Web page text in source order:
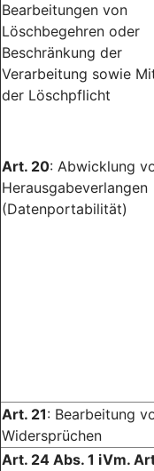
Bearbeitungen von
Löschbegehren oder
Beschränkung der
Verarbeitung sowie
der Löschpflicht
Art. 20: Abwicklung
Herausgabeverlangen
(Datenportabilität)
Art. 21: Bearbeitung
Widersprüchen
Art. 24 Abs. 1 iVm.